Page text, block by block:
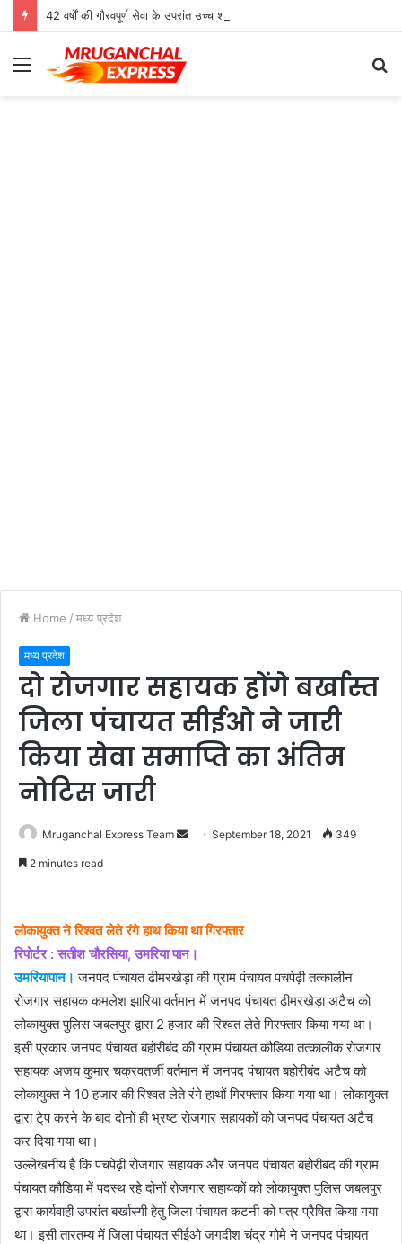
Menu
Home / मध्य प्रदेश
मध्य प्रदेश
दो रोजगार सहायक होंगे बर्खास्त
जिला पंचायत सीईओ ने जारी
किया सेवा समाप्ति का अंतिम
नोटिस जारी
Mruganchal Express Team
Send September 18, 2021 349
2 minutes read
लोकायुक्त ने रिश्वत लेते रंगे हाथ किया था गिरफ्तार
रिपोर्टर : सतीश चौरसिया, उमरिया पान।
उमरियापान। जनपद पंचायत ढीमरखेड़ा की ग्राम पंचायत पचपेढ़ी तत्कालीन
रोजगार सहायक कमलेश झारिया वर्तमान में जनपद पंचायत ढीमरखेड़ा अटैच को
लोकायुक्त पुलिस जबलपुर द्वारा 2 हजार की रिश्वत लेते गिरफ्तार किया गया था।
इसी प्रकार जनपद पंचायत बहोरीबंद की ग्राम पंचायत कौडिया तत्कालीक रोजगार
सहायक अजय कुमार चक्रवतर्जी वर्तमान में जनपद पंचायत बहोरीबंद अटैच को
लोकायुक्त ने 10 हजार की रिश्वत लेते रंगे हाथों गिरफ्तार किया गया था। लोकायुक्त
द्वारा टे्प करने के बाद दोनों ही भ्रष्ट रोजगार सहायकों को जनपद पंचायत अटैच
कर दिया गया था।
उल्लेखनीय है कि पचपेढ़ी रोजगार सहायक और जनपद पंचायत बहोरीबंद की ग्राम
पंचायत कौडिया में पदस्थ रहे दोनों रोजगार सहायकों को लोकायुक्त पुलिस जबलपुर
द्वारा कार्यवाही उपरांत बर्खास्गी हेतु जिला पंचायत कटनी को पत्र प्रैषित किया गया
था। इसी तारतम्य में जिला पंचायत सीईओ जगदीश चंद्र गोमे ने जनपद पंचायत